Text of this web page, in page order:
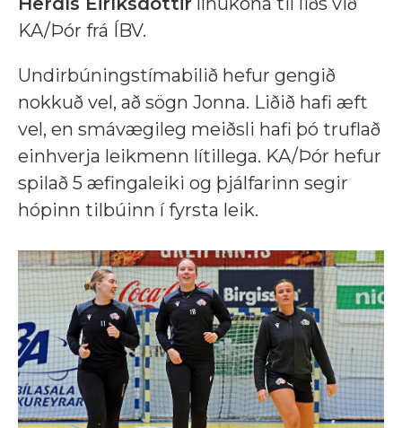
KA/Þór frá ÍBV.
Undirbúningstímabilið hefur gengið
nokkuð vel, að sögn Jonna. Liðið hafi æft
vel, en smávægileg meiðsli hafi þó truflað
einhverja leikmenn lítillega. KA/Þór hefur
spilað 5 æfingaleiki og þjálfarinn segir
hópinn tilbúinn í fyrsta leik.